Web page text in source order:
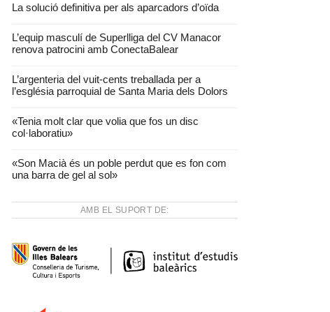
La solució definitiva per als aparcadors d’oïda
L’equip masculí de Superlliga del CV Manacor
renova patrocini amb ConectaBalear
L’argenteria del vuit-cents treballada per a
l’església parroquial de Santa Maria dels Dolors
«Tenia molt clar que volia que fos un disc
col·laboratiu»
«Son Macià és un poble perdut que es fon com
una barra de gel al sol»
AMB EL SUPORT DE: